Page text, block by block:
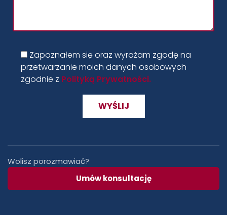
Zapoznałem się oraz wyrażam zgodę na
przetwarzanie moich danych osobowych
zgodnie z Polityką Prywatności.
Wolisz porozmawiać?
Umów konsultację